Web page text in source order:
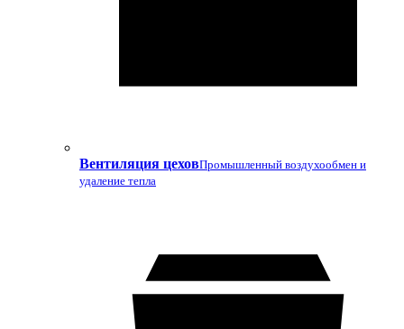
Вентиляция цеховПромышленный воздухообмен и
удаление тепла